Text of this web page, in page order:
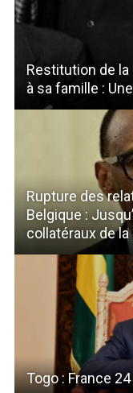
Restitution de
à sa famille :
Rupture des
Belgique :
collatéraux de la
Togo : France